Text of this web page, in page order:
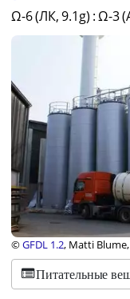
Ω-6 (ЛК, 9.1g) :Ω-3
©GFDL 1.2, Matti
Питательные